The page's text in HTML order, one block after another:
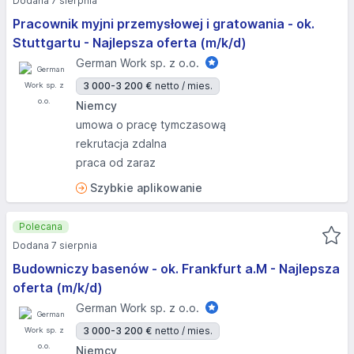
Pracownik myjni przemysłowej i gratowania - ok.
Stuttgartu - Najlepsza oferta (m/k/d)
German Work sp. z o.o.
3 000-3 200 € netto / mies.
Niemcy
umowa o pracę tymczasową
rekrutacja zdalna
praca od zaraz
Szybkie aplikowanie
Budowniczy basenów - ok. Frankfurt a.M - Najlepsza
oferta (m/k/d)
German Work sp. z o.o.
3 000-3 200 € netto / mies.
Niemcy
Polecana
Dodana 7 sierpnia